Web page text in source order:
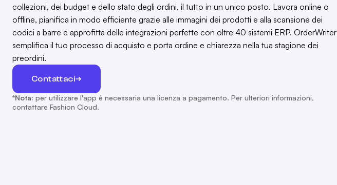
collezioni, dei budget e dello stato degli ordini, il tutto in un unico posto. Lavora online o
offline, pianifica in modo efficiente grazie alle immagini dei prodotti e alla scansione dei
codici a barre e approfitta delle integrazioni perfette con oltre 40 sistemi ERP. OrderWriter
semplifica il tuo processo di acquisto e porta ordine e chiarezza nella tua stagione dei
preordini.
Contattaci
*Nota: per utilizzare l'app è necessaria una licenza a pagamento. Per ulteriori informazioni,
contattare Fashion Cloud.